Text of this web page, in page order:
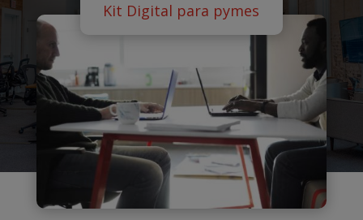
Kit Digital para pymes